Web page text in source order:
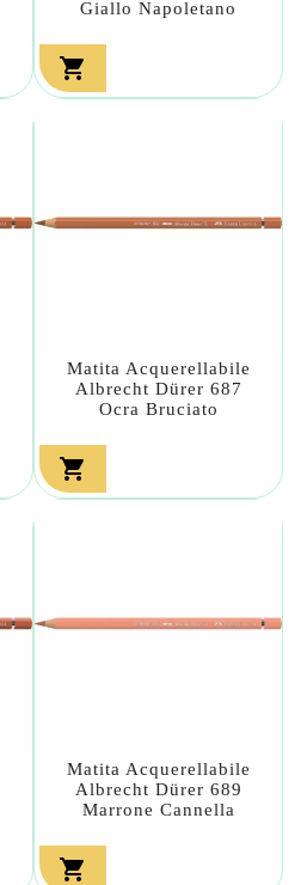
Giallo Napoletano

Matita Acquerellabile
Albrecht Dürer 687
Ocra Bruciato

Matita Acquerellabile
Albrecht Dürer 689
Marrone Cannella
